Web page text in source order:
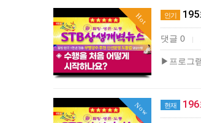
Hot 인기
댓글 0 |
▶프로그
Now 현재